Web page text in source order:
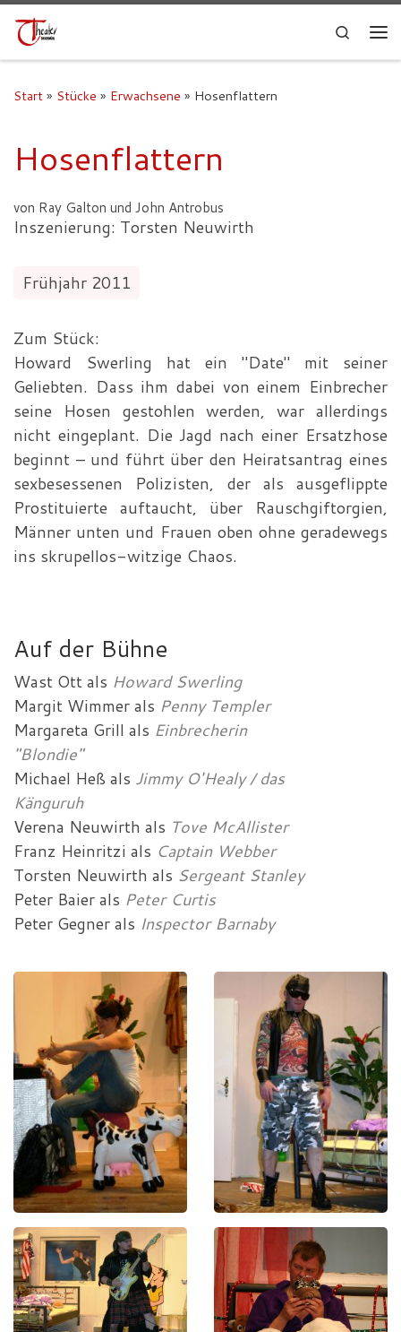
Search
Start» Stücke » Erwachsene » Hosenflattern
Hosenflattern
von Ray Galton und John Antrobus
Inszenierung: Torsten Neuwirth
Frühjahr 2011
Zum Stück:
Howard Swerling hat ein "Date" mit seiner
Geliebten. Dass ihm dabei von einem Einbrecher
seine Hosen gestohlen werden, war allerdings
nicht eingeplant. Die Jagd nach einer Ersatzhose
beginnt – und führt über den Heiratsantrag eines
sexbesessenen Polizisten, der als ausgeflippte
Prostituierte auftaucht, über Rauschgiftorgien,
Männer unten und Frauen oben ohne geradewegs
ins skrupellos-witzige Chaos.
Auf der Bühne
Wast Ottals Howard Swerling
Margit Wimmerals Penny Templer
Margareta Grill als Einbrecherin
"Blondie"
Michael Heß als Jimmy O'Healy / das
Känguruh
Verena Neuwirth als Tove McAllister
Franz Heinritzi als Captain Webber
Torsten Neuwirth als Sergeant Stanley
Peter Baierals Peter Curtis
Peter Gegnerals Inspector Barnaby